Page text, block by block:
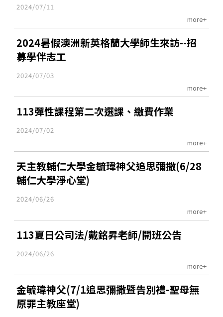
2024/07/11
more+
2024暑假澳洲新英格蘭大學師生來訪--招
募學伴志工
2024/07/03
more+
113彈性課程第二次選課、繳費作業
2024/07/02
more+
天主教輔仁大學金毓瑋神父追思彌撒(6/28
輔仁大學淨心堂)
2024/06/26
more+
113夏日公司法/戴銘昇老師/開班公告
2024/06/26
more+
金毓瑋神父(7/1追思彌撒暨告別禮-聖母無
原罪主教座堂)